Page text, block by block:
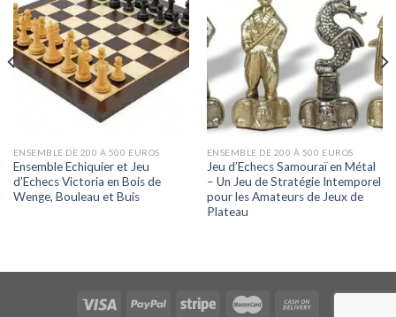
ENSEMBLE DE 200 À 500 EUROS
Ensemble Echiquier et Jeu
d’Echecs Victoria en Bois de
Wenge, Bouleau et Buis
ENSEMBLE DE 200 À 500 EUROS
Jeu d’Echecs Samouraï en Métal
– Un Jeu de Stratégie Intemporel
pour les Amateurs de Jeux de
Plateau